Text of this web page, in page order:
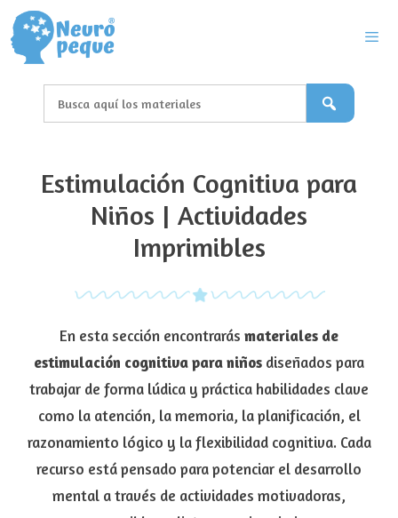
Saltar
al
contenido
Estimulación Cognitiva para
Niños | Actividades
Imprimibles
En esta sección encontrarás materiales de
estimulación cognitiva para niños diseñados para
trabajar de forma lúdica y práctica habilidades clave
como la atención, la memoria, la planificación, el
razonamiento lógico y la flexibilidad cognitiva. Cada
recurso está pensado para potenciar el desarrollo
mental a través de actividades motivadoras,